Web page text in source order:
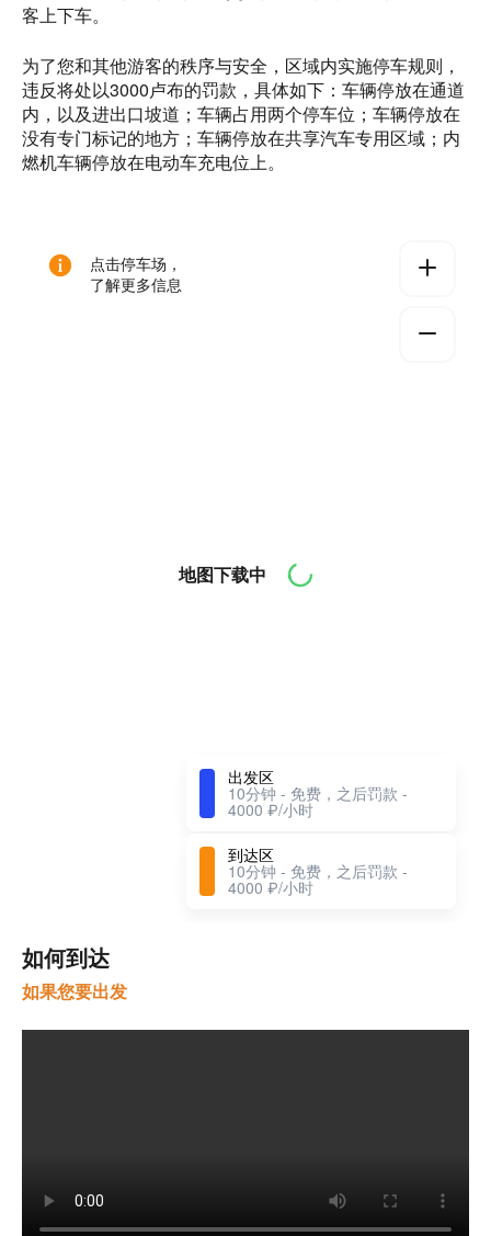
客上下车。
为了您和其他游客的秩序与安全，区域内实施停车规则，
违反将处以3000卢布的罚款，具体如下：车辆停放在通道
内，以及进出口坡道；车辆占用两个停车位；车辆停放在
没有专门标记的地方；车辆停放在共享汽车专用区域；内
燃机车辆停放在电动车充电位上。
如何到达
如果您要出发
点击停车场，
了解更多信息
地图下载中
出发区
10分钟 - 免费，之后罚款 -
4000 ₽/小时
到达区
10分钟 - 免费，之后罚款 -
4000 ₽/小时